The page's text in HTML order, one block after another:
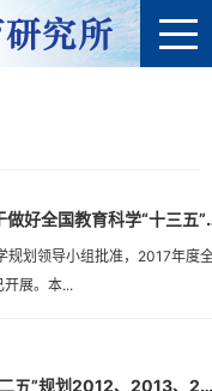
关于转发《教育
开展。本...
关于对我校教育科学研究“十二五”规划2012、2013、2014、2015年...